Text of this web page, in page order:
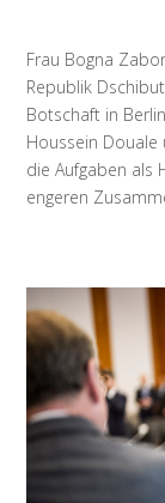
Frau Bogna
Republik
Botschaft in
Houssein
die Aufgaben als
engeren